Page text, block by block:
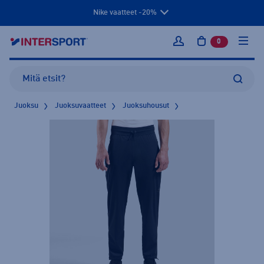
Nike vaatteet -20%
Kirjaudu sisään
0 tuotetta
Juoksu Juoksuvaatteet Juoksuhousut